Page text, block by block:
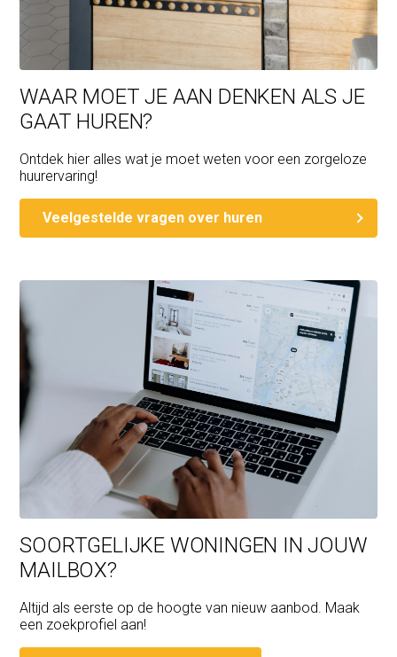
WAAR MOET JE AAN DENKEN ALS JE
GAAT HUREN?
Ontdek hier alles wat je moet weten voor een zorgeloze
huurervaring!
Veelgestelde vragen over huren
SOORTGELIJKE WONINGEN IN JOUW
MAILBOX?
Altijd als eerste op de hoogte van nieuw aanbod. Maak
een zoekprofiel aan!